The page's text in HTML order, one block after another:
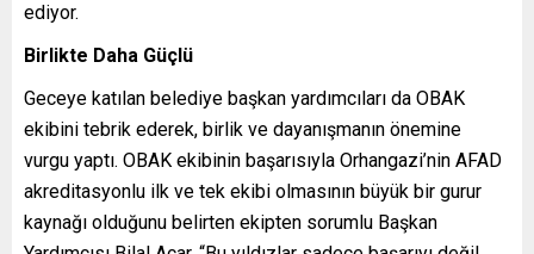
ediyor.
Birlikte Daha Güçlü
Geceye katılan belediye başkan yardımcıları da OBAK
ekibini tebrik ederek, birlik ve dayanışmanın önemine
vurgu yaptı. OBAK ekibinin başarısıyla Orhangazi’nin AFAD
akreditasyonlu ilk ve tek ekibi olmasının büyük bir gurur
kaynağı olduğunu belirten ekipten sorumlu Başkan